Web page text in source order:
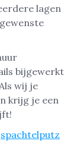
lagen
bijgewerkt
wij je
krijg je een
spachtelputz